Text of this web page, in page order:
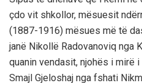
çdo vit shkollor, mësuesit
(1887-1916) mësues më të
janë Nikollë Radovanoviq nga
quanin vendasit, njohës i mirë
Smajl Gjeloshaj nga fshati